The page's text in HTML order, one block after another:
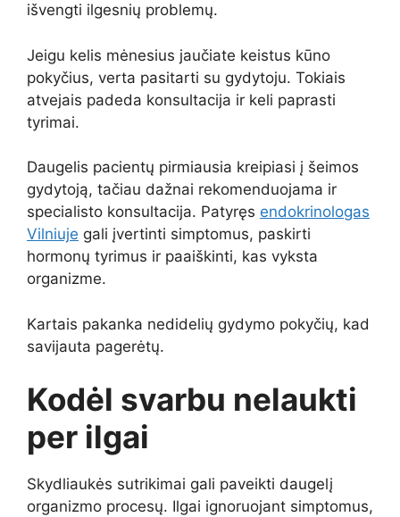
išvengti ilgesnių problemų.
Jeigu kelis mėnesius jaučiate keistus kūno
pokyčius, verta pasitarti su gydytoju. Tokiais
atvejais padeda konsultacija ir keli paprasti
tyrimai.
Daugelis pacientų pirmiausia kreipiasi į šeimos
gydytoją, tačiau dažnai rekomenduojama ir
specialisto konsultacija. Patyręs endokrinologas
Vilniuje gali įvertinti simptomus, paskirti
hormonų tyrimus ir paaiškinti, kas vyksta
organizme.
Kartais pakanka nedidelių gydymo pokyčių, kad
savijauta pagerėtų.
Kodėl svarbu nelaukti
per ilgai
Skydliaukės sutrikimai gali paveikti daugelį
organizmo procesų. Ilgai ignoruojant simptomus,